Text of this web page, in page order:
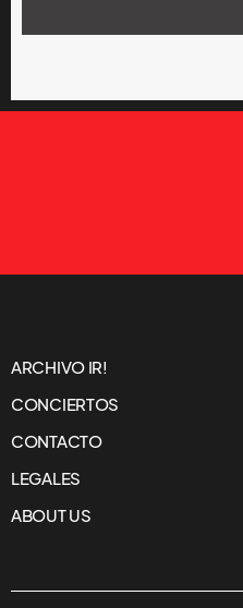
ARCHIVO IR!
CONCIERTOS
CONTACTO
LEGALES
ABOUT US